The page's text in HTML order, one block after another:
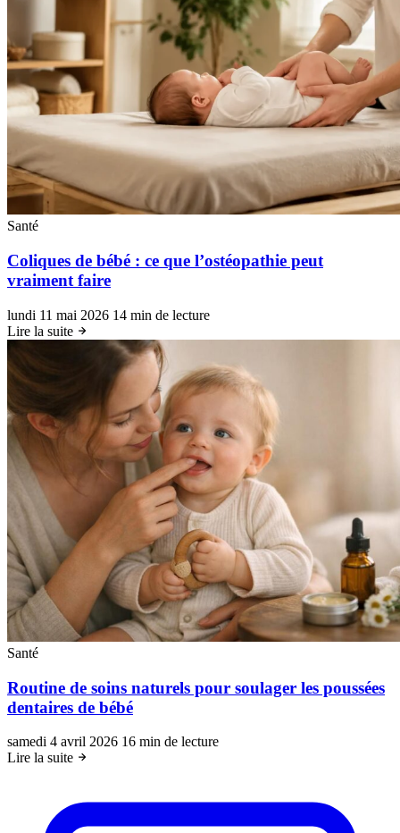
Santé
Coliques de bébé : ce que l’ostéopathie peut
vraiment faire
lundi 11 mai 2026 14 min de lecture
Lire la suite
Santé
Routine de soins naturels pour soulager les poussées
dentaires de bébé
samedi 4 avril 2026 16 min de lecture
Lire la suite